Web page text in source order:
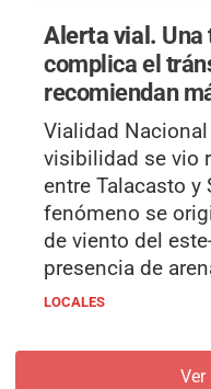
Alerta vial. Una
complica el
recomiendan
Vialidad
visibilidad se vio
entre Talacasto y
fenómeno se
de viento del
presencia de
LOCALES